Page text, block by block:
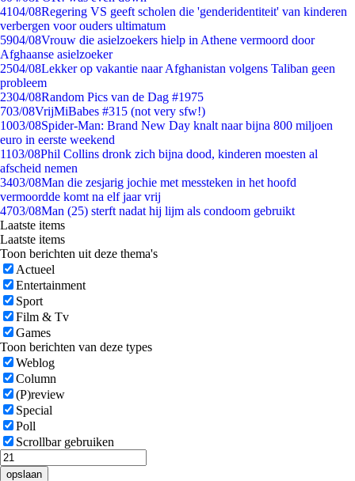
4104/08Regering VS geeft scholen die 'genderidentiteit' van kinderen
verbergen voor ouders ultimatum
5904/08Vrouw die asielzoekers hielp in Athene vermoord door
Afghaanse asielzoeker
2504/08Lekker op vakantie naar Afghanistan volgens Taliban geen
probleem
2304/08Random Pics van de Dag #1975
703/08VrijMiBabes #315 (not very sfw!)
1003/08Spider-Man: Brand New Day knalt naar bijna 800 miljoen
euro in eerste weekend
1103/08Phil Collins dronk zich bijna dood, kinderen moesten al
afscheid nemen
3403/08Man die zesjarig jochie met messteken in het hoofd
vermoordde komt na elf jaar vrij
4703/08Man (25) sterft nadat hij lijm als condoom gebruikt
Laatste items
Laatste items
Toon berichten uit deze thema's
Actueel
Entertainment
Sport
Film & Tv
Games
Toon berichten van deze types
Weblog
Column
(P)review
Special
Poll
Scrollbar gebruiken
opslaan